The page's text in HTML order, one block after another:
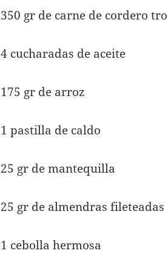
350 gr de carne de cordero
4 cucharadas de aceite
175 gr de arroz
1 pastilla de caldo
25 gr de mantequilla
25 gr de almendras fileteadas
1 cebolla hermosa